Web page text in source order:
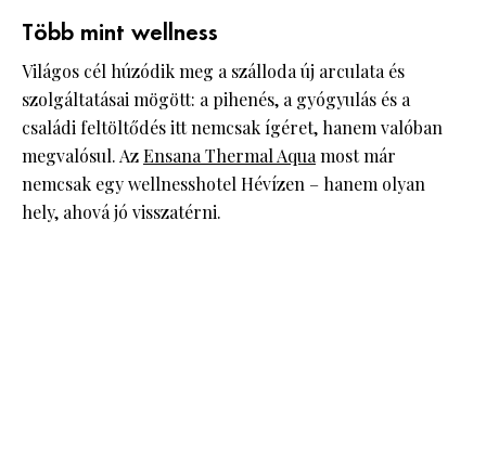
Több mint wellness
Világos cél húzódik meg a szálloda új arculata és
szolgáltatásai mögött: a pihenés, a gyógyulás és a
családi feltöltődés itt nemcsak ígéret, hanem valóban
megvalósul. AzEnsana Thermal Aqua most már
nemcsak egy wellnesshotel Hévízen – hanem olyan
hely, ahová jó visszatérni.